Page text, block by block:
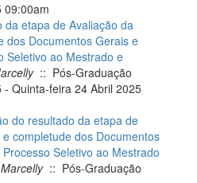
09:00am
da etapa de Avaliação da
dos Documentos Gerais e
Seletivo ao Mestrado e
:: Pós-Graduação
Quinta-feira 24 Abril 2025
do resultado da etapa de
completude dos Documentos
Seletivo ao Mestrado
Marcelly:: Pós-Graduação